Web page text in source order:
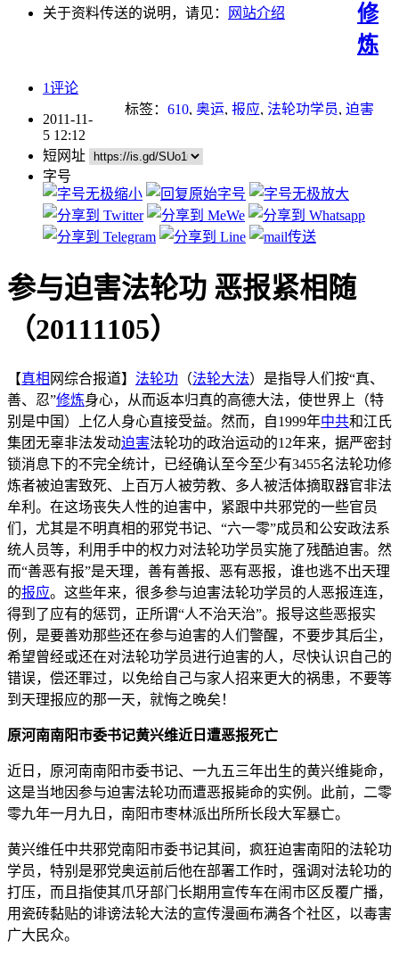
关于资料传送的说明，请见：
网站介绍
修
炼
1评论
标签： 610, 奥运, 报应, 法轮功学员, 迫害
2011-11-
5 12:12
短网址
字号
参与迫害法轮功 恶报紧相随
（20111105）
【真相 网综合报道】 法轮功 （法轮大法）是指导人们按“真、
善、忍”修炼身心，从而返本归真的高德大法，使世界上（特
别是中国）上亿人身心直接受益。然而，自1999年中共和江氏
集团无辜非法发动迫害法轮功的政治运动的12年来，据严密封
锁消息下的不完全统计，已经确认至今至少有3455名法轮功修
炼者被迫害致死、上百万人被劳教、多人被活体摘取器官非法
牟利。在这场丧失人性的迫害中，紧跟中共邪党的一些官员
们，尤其是不明真相的邪党书记、“六一零”成员和公安政法系
统人员等，利用手中的权力对法轮功学员实施了残酷迫害。然
而“善恶有报”是天理，善有善报、恶有恶报，谁也逃不出天理
的报应。这些年来，很多参与迫害法轮功学员的人恶报连连，
得到了应有的惩罚，正所谓“人不治天治”。报导这些恶报实
例，是要善劝那些还在参与迫害的人们警醒，不要步其后尘，
希望曾经或还在对法轮功学员进行迫害的人，尽快认识自己的
错误，偿还罪过，以免给自己与家人招来更大的祸患，不要等
到天理报应的那一天，就悔之晚矣！
原河南南阳市委书记黄兴维近日遭恶报死亡
近日，原河南南阳市委书记、一九五三年出生的黄兴维毙命，
这是当地因参与迫害法轮功而遭恶报毙命的实例。此前，二零
零九年一月九日，南阳市枣林派出所所长段大军暴亡。
黄兴维任中共邪党南阳市委书记其间，疯狂迫害南阳的法轮功
学员，特别是邪党奥运前后他在部署工作时，强调对法轮功的
打压，而且指使其爪牙部门长期用宣传车在闹市区反覆广播，
用瓷砖黏贴的诽谤法轮大法的宣传漫画布满各个社区，以毒害
广大民众。